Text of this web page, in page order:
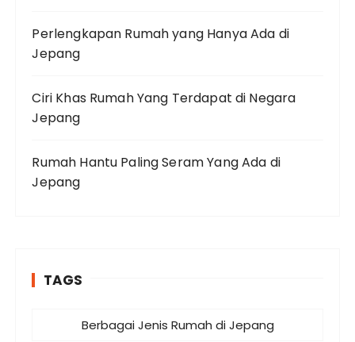
Perlengkapan Rumah yang Hanya Ada di
Jepang
Ciri Khas Rumah Yang Terdapat di Negara
Jepang
Rumah Hantu Paling Seram Yang Ada di
Jepang
TAGS
Berbagai Jenis Rumah di Jepang